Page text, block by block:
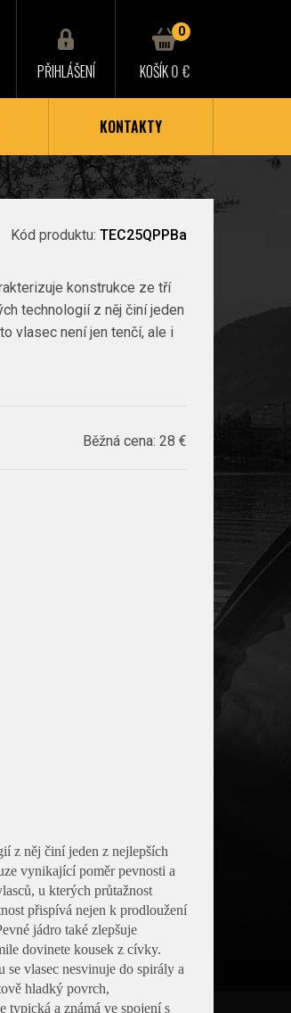
PŘIHLÁŠENÍ
0
KOŠÍK0 €
KONTAKTY
Kód produktu: TEC25QPPBa
konstrukce ze tří
technologií z něj činí jeden
vlasec není jen tenčí, ale i
Běžná cena: 28 €
z něj činí jeden z nejlepších
vynikající poměr pevnosti a
u kterých průtažnost
přispívá nejen k prodloužení
jádro také zlepšuje
dovinete kousek z cívky.
vlasec nesvinuje do spirály a
hladký povrch,
typická a známá ve spojení s